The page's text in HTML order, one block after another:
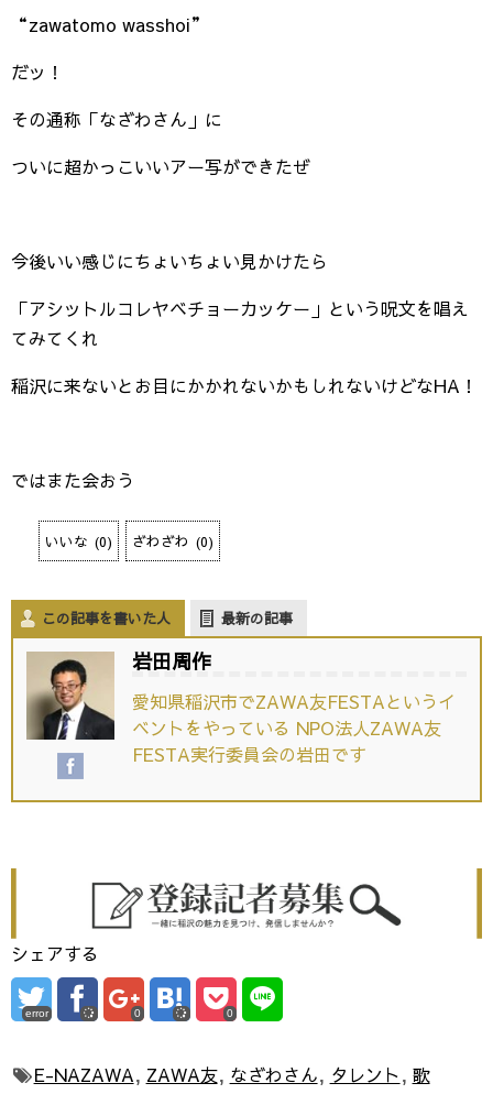
“zawatomo wasshoi”
だッ！
その通称「なざわさん」に
ついに超かっこいいアー写ができたぜ
今後いい感じにちょいちょい見かけたら
「アシットルコレヤベチョーカッケー」という呪文を唱え
てみてくれ
稲沢に来ないとお目にかかれないかもしれないけどなHA！
ではまた会おう
いいな (0) ざわざわ (0)
この記事を書いた人 最新の記事
岩田周作
愛知県稲沢市でZAWA友FESTAというイ
ベントをやっている NPO法人ZAWA友
FESTA実行委員会の岩田です
シェアする
error 0 0
E-NAZAWA, ZAWA友, なざわさん, タレント , 歌